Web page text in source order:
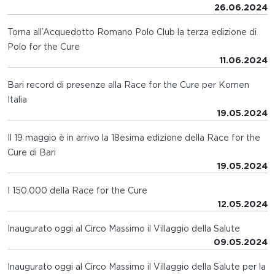
26.06.2024
Torna all’Acquedotto Romano Polo Club la terza edizione di
Polo for the Cure
11.06.2024
Bari record di presenze alla Race for the Cure per Komen
Italia
19.05.2024
Il 19 maggio è in arrivo la 18esima edizione della Race for the
Cure di Bari
19.05.2024
I 150.000 della Race for the Cure
12.05.2024
Inaugurato oggi al Circo Massimo il Villaggio della Salute
09.05.2024
Inaugurato oggi al Circo Massimo il Villaggio della Salute per la